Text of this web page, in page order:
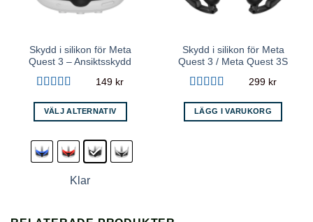
Skydd i silikon för Meta
Quest 3 – Ansiktsskydd
4.56av 5
149 kr
VÄLJ ALTERNATIV
här
produkten
flera
Klar
Skydd i silikon för Meta
Quest 3 / Meta Quest 3S
av 5
299 kr
LÄGG I VARUKORG